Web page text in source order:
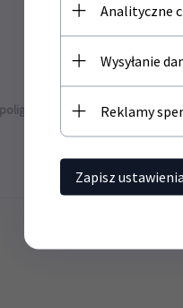
Mamy klientów
Analityczne
Wysyłanie
Reklamy
Zapisz
Twój